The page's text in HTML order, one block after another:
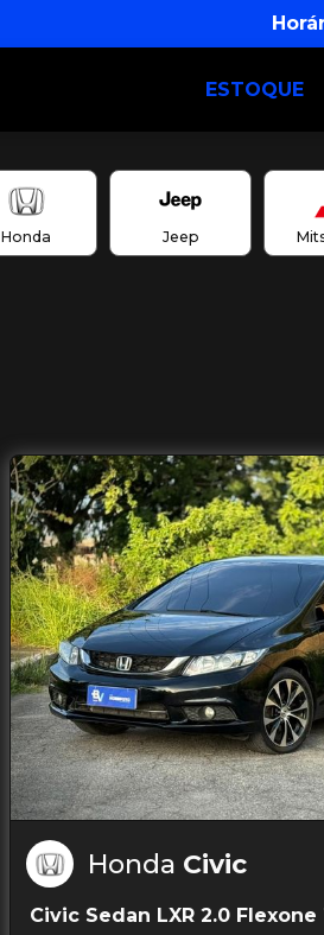
ESTOQUE
Honda Jeep
Honda Civic
Civic Sedan LXR 2.0 Flexone